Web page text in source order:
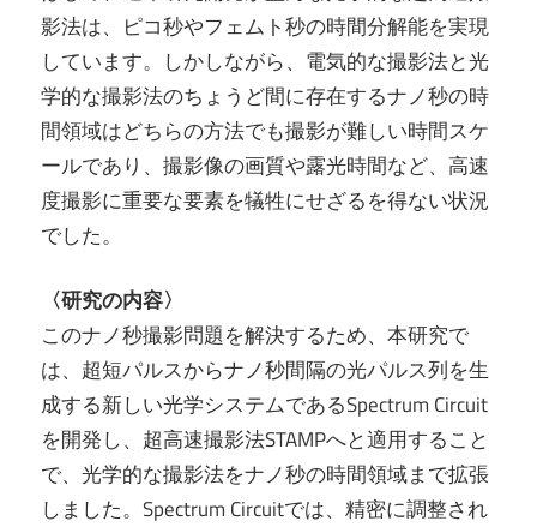
影法は、ピコ秒やフェムト秒の時間分解能を実現
しています。しかしながら、電気的な撮影法と光
学的な撮影法のちょうど間に存在するナノ秒の時
間領域はどちらの方法でも撮影が難しい時間スケ
ールであり、撮影像の画質や露光時間など、高速
度撮影に重要な要素を犠牲にせざるを得ない状況
でした。
〈研究の内容〉
このナノ秒撮影問題を解決するため、本研究で
は、超短パルスからナノ秒間隔の光パルス列を生
成する新しい光学システムであるSpectrum Circuit
を開発し、超高速撮影法STAMPへと適用すること
で、光学的な撮影法をナノ秒の時間領域まで拡張
しました。Spectrum Circuitでは、精密に調整され